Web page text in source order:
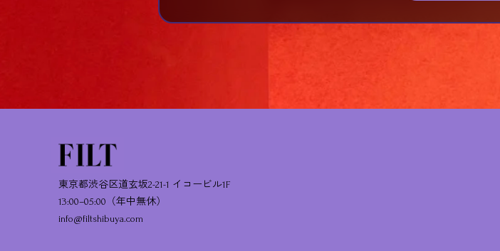
東京都渋谷区道玄坂2-21-1 イコービル1F
13:00–05:00（年中無休）
info@filtshibuya.com